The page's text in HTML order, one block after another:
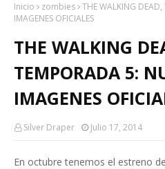
Inicio zombies THE WALKING
IMAGENES OFICIALES
THE WALKING
TEMPORADA 5:
IMAGENES
Silver Draper Julio 17, 2014
En octubre tenemos el estreno